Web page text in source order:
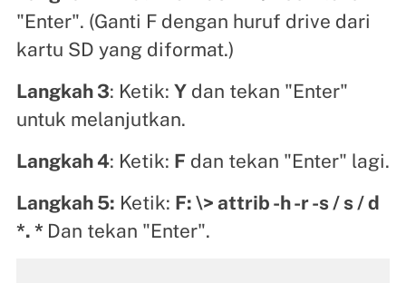
"Enter". (Ganti F dengan huruf drive dari
kartu SD yang diformat.)
Langkah 3: Ketik: Ydan tekan "Enter"
untuk melanjutkan.
Langkah 4: Ketik: F dan tekan "Enter" lagi.
Langkah 5: Ketik: F: \> attrib -h -r -s / s / d
*. * Dan tekan "Enter".